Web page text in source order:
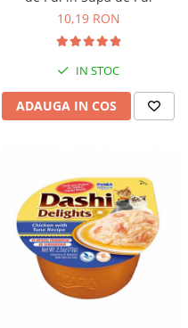
10,19 RON
IN STOC
ADAUGA IN COS